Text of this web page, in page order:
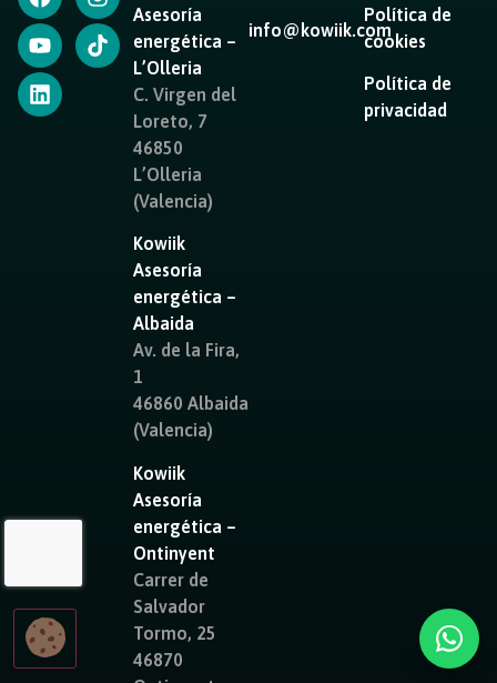
Asesoría
energética –
L’Olleria
C. Virgen del
Loreto, 7
46850
L’Olleria
(Valencia)
Kowiik
Asesoría
energética –
Albaida
Av. de la Fira,
1
46860 Albaida
(Valencia)
Kowiik
Asesoría
energética –
Ontinyent
Carrer de
Salvador
Tormo, 25
46870
info@kowiik.com
Política de
cookies
Política de
privacidad